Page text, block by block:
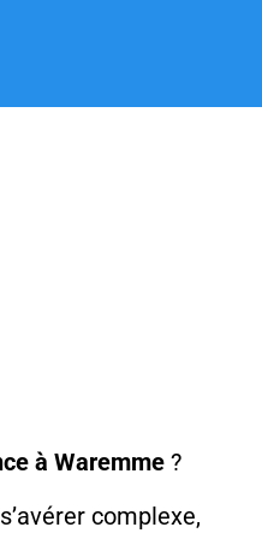
à Waremme ?
complexe,